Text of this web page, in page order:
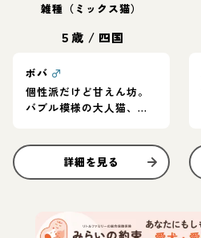
雑種（ミックス猫）
５歳 / 四国
ボバ ♂
個性派だけど甘えん坊。
バブル模様の大人猫、ボ
詳細を見る